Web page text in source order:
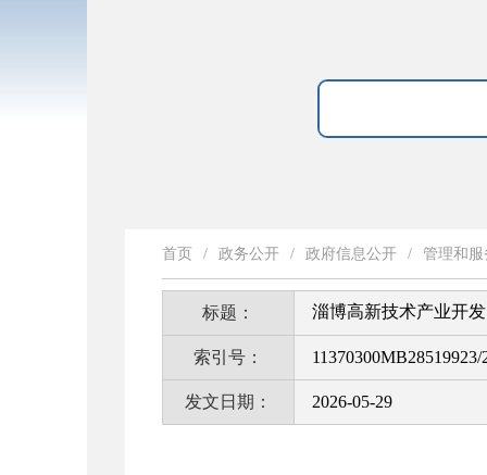
首页 / 政务公开 / 政府信息公开 / 管理和
标题： 淄博高新技术产业开
索引号： 11370300MB28519923/
发文日期： 2026-05-29